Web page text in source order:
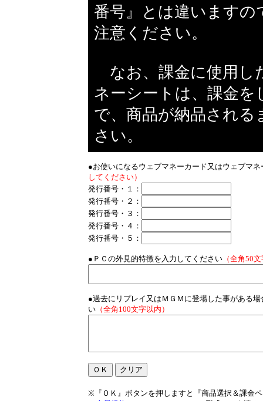
番号』とは違います
注意ください。
なお、課金に使用し
ネーシートは、課金
で、商品が納品され
さい。
●お使いになるウェブマネーカード又はウェブマ
してください）
発行番号・１：
発行番号・２：
発行番号・３：
発行番号・４：
発行番号・５：
●ＰＣの外見的特徴を入力してください （全角50
●過去にリプレイ又はＭＧＭに登場した事がある
い （全角100文字以内）
※『ＯＫ』ボタンを押しますと『商品選択＆課金